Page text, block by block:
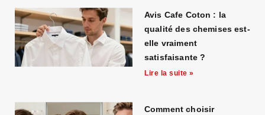
Avis Cafe Coton : la
qualité des chemises est-
elle vraiment
satisfaisante ?
Lire la suite »
Comment choisir